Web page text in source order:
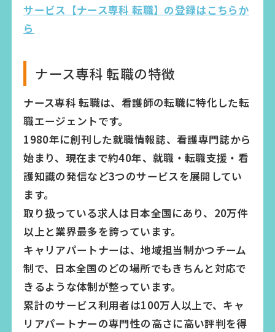
サービス【ナース専科 転職】の登録はこちらか
ら
ナース専科 転職の特徴
ナース専科 転職は、看護師の転職に特化した転
職エージェントです。
1980年に創刊した就職情報誌、看護専門誌から
始まり、現在まで約40年、就職・転職支援・看
護知識の発信など3つのサービスを展開してい
ます。
取り扱っている求人は日本全国にあり、20万件
以上と業界最多を誇っています。
キャリアパートナーは、地域担当制かつチーム
制で、日本全国のどの場所でもきちんと対応で
きるような体制が整っています。
累計のサービス利用者は100万人以上で、キャ
リアパートナーの専門性の高さに高い評判を得